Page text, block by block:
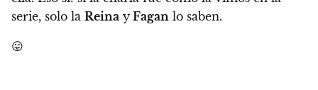
serie, solo la Reina y Fagan lo saben.
😛